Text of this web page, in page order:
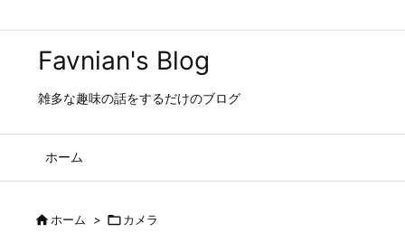
Favnian's Blog
雑多な趣味の話をするだけのブログ
ホーム
ホーム > カメラ